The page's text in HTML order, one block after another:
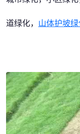
道绿化， 山体护坡